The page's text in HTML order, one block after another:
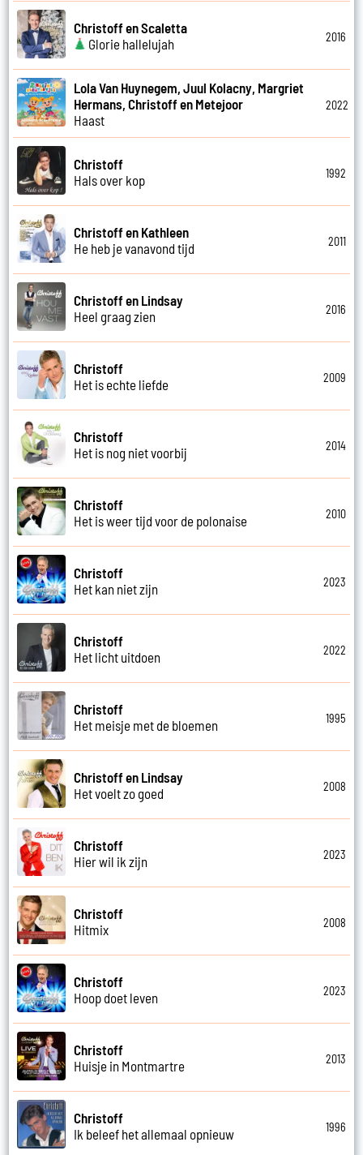
Christoff en Scaletta
Glorie hallelujah
2016
Lola Van Huynegem, Juul Kolacny, Margriet
Hermans, Christoff en Metejoor
Haast
2022
Christoff
Hals over kop
1992
Christoff en Kathleen
He heb je vanavond tijd
2011
Christoff en Lindsay
Heel graag zien
2016
Christoff
Het is echte liefde
2009
Christoff
Het is nog niet voorbij
2014
Christoff
Het is weer tijd voor de polonaise
2010
Christoff
Het kan niet zijn
2023
Christoff
Het licht uitdoen
2022
Christoff
Het meisje met de bloemen
1995
Christoff en Lindsay
Het voelt zo goed
2008
Christoff
Hier wil ik zijn
2023
Christoff
Hitmix
2008
Christoff
Hoop doet leven
2023
Christoff
Huisje in Montmartre
2013
Christoff
Ik beleef het allemaal opnieuw
1996